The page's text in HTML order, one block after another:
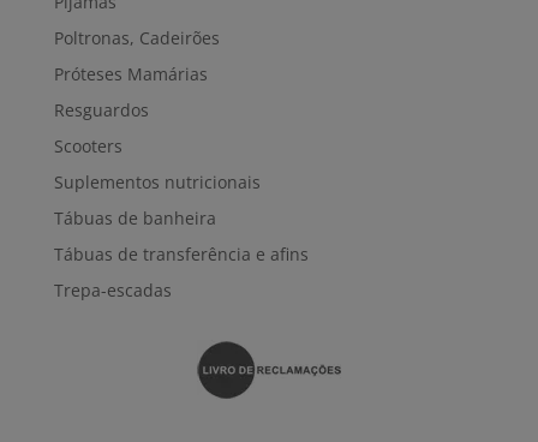
Poltronas, Cadeirões
Próteses Mamárias
Resguardos
Scooters
Suplementos nutricionais
Tábuas de banheira
Tábuas de transferência e afins
Trepa-escadas